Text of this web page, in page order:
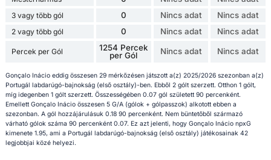
3 vagy több gól 0 Nincs adat Nincs adat
2 vagy több gól 0 Nincs adat Nincs adat
Percek per Gól
1254 Percek
per Gól
Nincs adat Nincs adat
Gonçalo Inácio eddig összesen 29 mérkőzésen játszott a(z) 2025/2026 szezonban a(z)
Portugál labdarúgó-bajnokság (első osztály)-ben. Ebből 2 gólt szerzett. Otthon 1 gólt,
míg idegenben 1 gólt szerzett. Összességében 0.07 gól született 90 percenként.
Emellett Gonçalo Inácio összesen 5 G/A (gólok + gólpasszok) alkotott ebben a
szezonban. A gól hozzájárulásuk 0.18 90 percenként. Nem büntetőből származó
várható gólok száma 90 percenként 0.07. Ez azt jelenti, hogy Gonçalo Inácio npxG
kimenete 1.95, ami a Portugál labdarúgó-bajnokság (első osztály) játékosainak 42
legjobbjai közé helyezi.